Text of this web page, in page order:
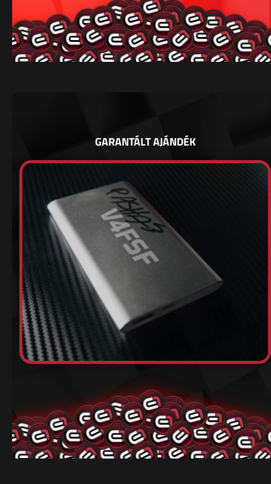
GARANTÁLT AJÁNDÉK